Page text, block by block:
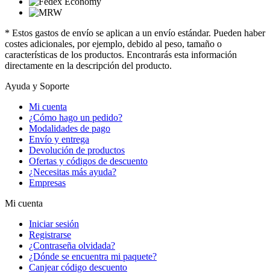
* Estos gastos de envío se aplican a un envío estándar. Pueden haber
costes adicionales, por ejemplo, debido al peso, tamaño o
características de los productos. Encontrarás esta información
directamente en la descripción del producto.
Ayuda y Soporte
Mi cuenta
¿Cómo hago un pedido?
Modalidades de pago
Envío y entrega
Devolución de productos
Ofertas y códigos de descuento
¿Necesitas más ayuda?
Empresas
Mi cuenta
Iniciar sesión
Registrarse
¿Contraseña olvidada?
¿Dónde se encuentra mi paquete?
Canjear código descuento